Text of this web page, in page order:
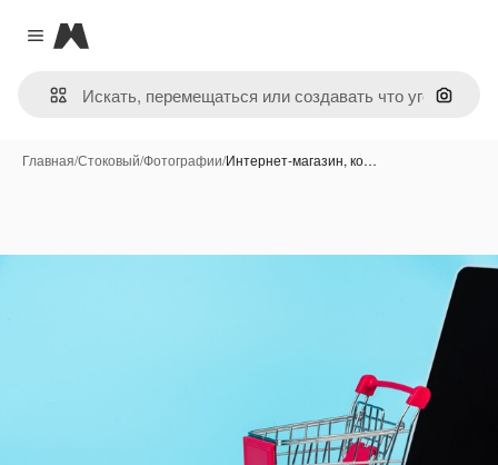
Close menu
Magnific
Поиск
Главная/Стоковый/Фотографии/Интернет-магазин, ко…